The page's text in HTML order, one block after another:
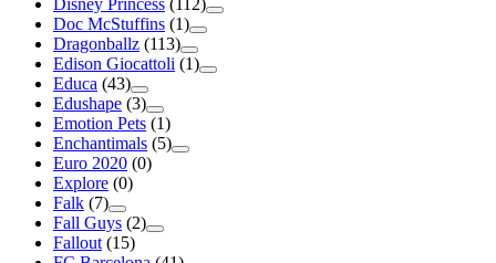
Doc McStuffins (1)
Dragonballz (113)
Edison Giocattoli (1)
Educa (43)
Edushape (3)
Emotion Pets (1)
Enchantimals (5)
Euro 2020 (0)
Explore (0)
Falk (7)
Fall Guys (2)
Fallout (15)